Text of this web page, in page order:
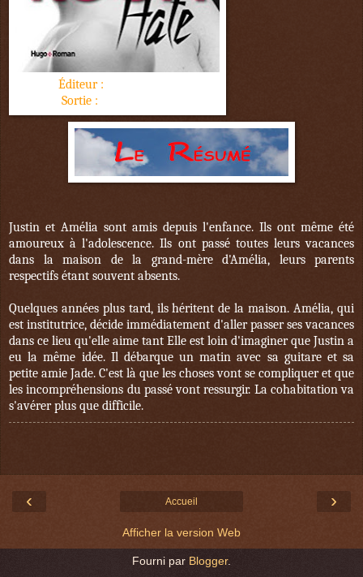
Éditeur :
Sortie :
Justin et Amélia sont amis depuis l'enfance. Ils ont même été
amoureux à l'adolescence. Ils ont passé toutes leurs vacances
dans la maison de la grand-mère d'Amélia, leurs parents
respectifs étant souvent absents.
Quelques années plus tard, ils héritent de la maison. Amélia, qui
est institutrice, décide immédiatement d'aller passer ses vacances
dans ce lieu qu'elle aime tant Elle est loin d'imaginer que Justin a
eu la même idée. Il débarque un matin avec sa guitare et sa
petite amie Jade. C'est là que les choses vont se compliquer et que
les incompréhensions du passé vont ressurgir. La cohabitation va
s'avérer plus que difficile.
‹ ›
Accueil
Afficher la version Web
Fourni par Blogger.